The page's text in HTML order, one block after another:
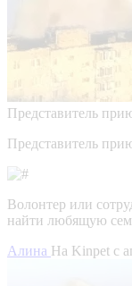
Представитель
Представитель
Волонтер или
найти любящую
Алина На Kinpet c